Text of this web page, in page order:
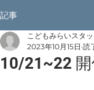
記事
10/21~22
こどもみらいスタ
2023年10月15日 読